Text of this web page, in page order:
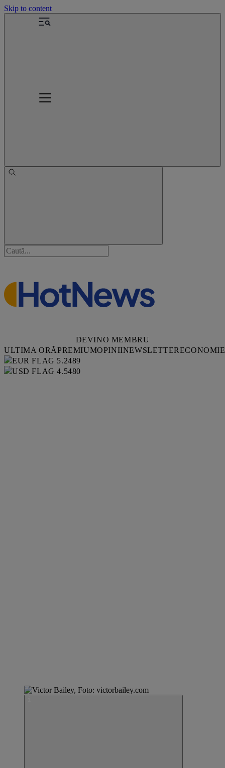
Skip to content
DEVINO MEMBRU
ULTIMA ORĂPREMIUMOPINIINEWSLETTERECONOMIE
5.2489
4.5480